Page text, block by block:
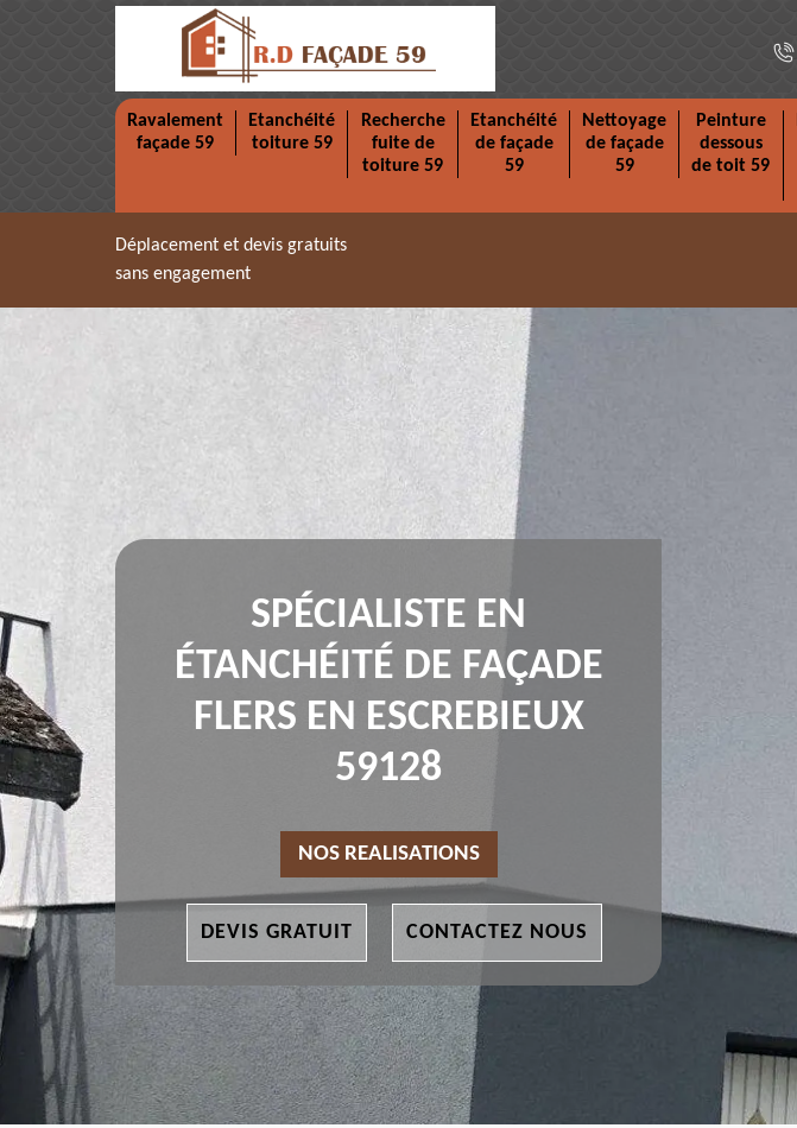
Ravalement
façade 59
Etanchéité
toiture 59
Recherche
fuite de
toiture 59
Etanchéité
de façade
59
Nettoyage
de façade
59
Peinture
dessous
de toit 59
Déplacement et devis gratuits
sans engagement
SPÉCIALISTE EN
ÉTANCHÉITÉ DE FAÇADE
FLERS EN ESCREBIEUX
59128
NOS REALISATIONS
DEVIS GRATUIT CONTACTEZ NOUS